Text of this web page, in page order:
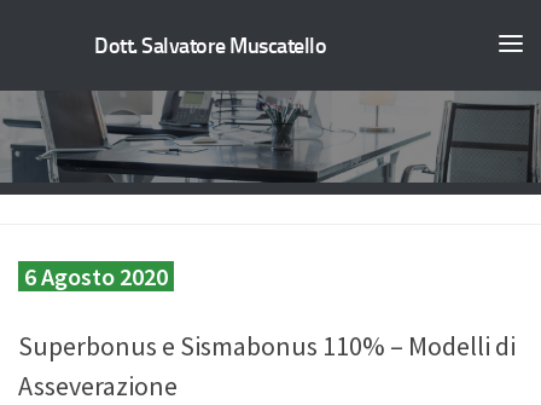
Dott. Salvatore Muscatello
6 Agosto 2020
Superbonus e Sismabonus 110% – Modelli di
Asseverazione